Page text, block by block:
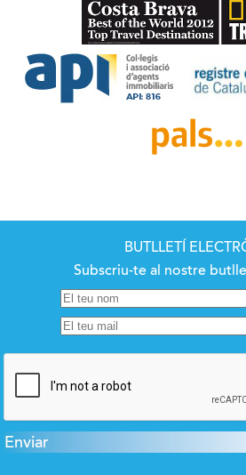
BUTLLETÍ
Subscriu-te al nostre